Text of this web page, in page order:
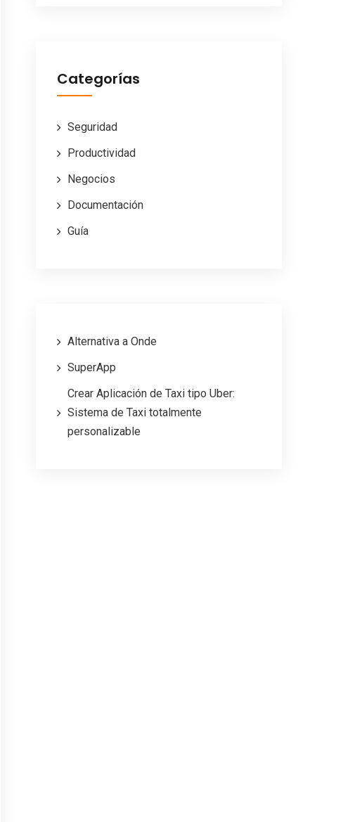
Categorías
Seguridad
Productividad
Negocios
Documentación
Guía
Alternativa a Onde
SuperApp
Crear Aplicación de Taxi tipo Uber:
Sistema de Taxi totalmente
personalizable